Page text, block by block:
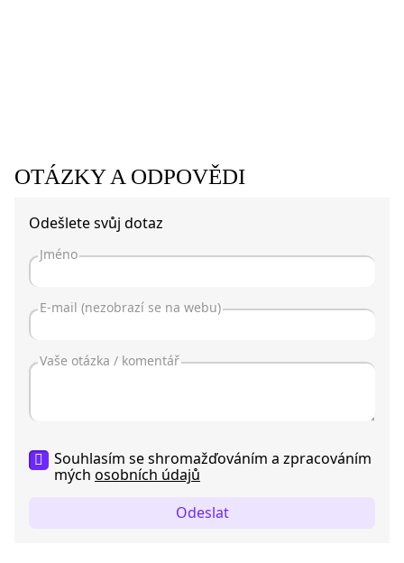
OTÁZKY A ODPOVĚDI
Odešlete svůj dotaz
Souhlasím se shromažďováním a zpracováním
mých osobních údajů
Odeslat